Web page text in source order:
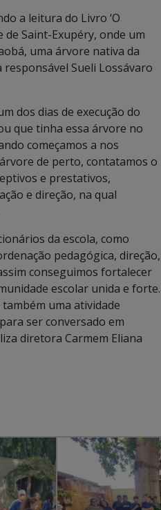
a leitura do Livro ‘O
de Saint-Exupéry, onde um
uma árvore nativa da
Sueli Lossávaro
dos dias de execução do
que tinha essa árvore no
começamos a nos
de perto, contatamos o
e prestativos,
e direção, na qual
da escola, como
pedagógica, direção,
conseguimos fortalecer
escolar unida e forte.
uma atividade
ser conversado em
diretora Carmem Eliana